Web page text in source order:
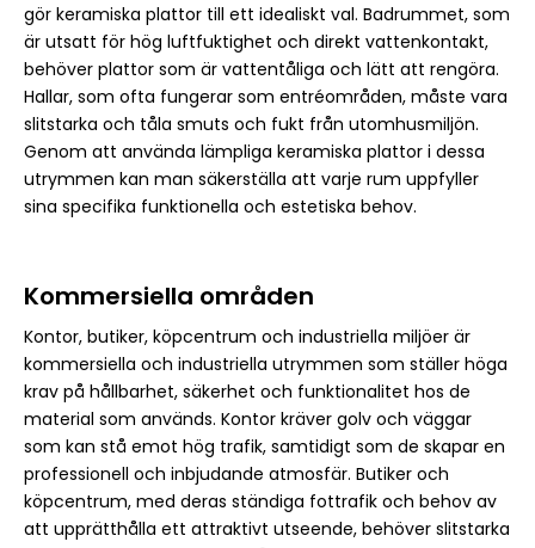
gör keramiska plattor till ett idealiskt val. Badrummet, som
är utsatt för hög luftfuktighet och direkt vattenkontakt,
behöver plattor som är vattentåliga och lätt att rengöra.
Hallar, som ofta fungerar som entréområden, måste vara
slitstarka och tåla smuts och fukt från utomhusmiljön.
Genom att använda lämpliga keramiska plattor i dessa
utrymmen kan man säkerställa att varje rum uppfyller
sina specifika funktionella och estetiska behov.
Kommersiella områden
Kontor, butiker, köpcentrum och industriella miljöer är
kommersiella och industriella utrymmen som ställer höga
krav på hållbarhet, säkerhet och funktionalitet hos de
material som används. Kontor kräver golv och väggar
som kan stå emot hög trafik, samtidigt som de skapar en
professionell och inbjudande atmosfär. Butiker och
köpcentrum, med deras ständiga fottrafik och behov av
att upprätthålla ett attraktivt utseende, behöver slitstarka